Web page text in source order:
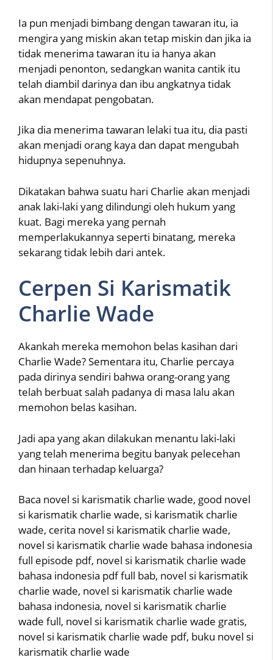
Ia pun menjadi bimbang dengan tawaran itu, ia
mengira yang miskin akan tetap miskin dan jika ia
tidak menerima tawaran itu ia hanya akan
menjadi penonton, sedangkan wanita cantik itu
telah diambil darinya dan ibu angkatnya tidak
akan mendapat pengobatan.
Jika dia menerima tawaran lelaki tua itu, dia pasti
akan menjadi orang kaya dan dapat mengubah
hidupnya sepenuhnya.
Dikatakan bahwa suatu hari Charlie akan menjadi
anak laki-laki yang dilindungi oleh hukum yang
kuat. Bagi mereka yang pernah
memperlakukannya seperti binatang, mereka
sekarang tidak lebih dari antek.
Cerpen Si Karismatik
Charlie Wade
Akankah mereka memohon belas kasihan dari
Charlie Wade? Sementara itu, Charlie percaya
pada dirinya sendiri bahwa orang-orang yang
telah berbuat salah padanya di masa lalu akan
memohon belas kasihan.
Jadi apa yang akan dilakukan menantu laki-laki
yang telah menerima begitu banyak pelecehan
dan hinaan terhadap keluarga?
Baca novel si karismatik charlie wade, good novel
si karismatik charlie wade, si karismatik charlie
wade, cerita novel si karismatik charlie wade,
novel si karismatik charlie wade bahasa indonesia
full episode pdf, novel si karismatik charlie wade
bahasa indonesia pdf full bab, novel si karismatik
charlie wade, novel si karismatik charlie wade
bahasa indonesia, novel si karismatik charlie
wade full, novel si karismatik charlie wade gratis,
novel si karismatik charlie wade pdf, buku novel si
karismatik charlie wade